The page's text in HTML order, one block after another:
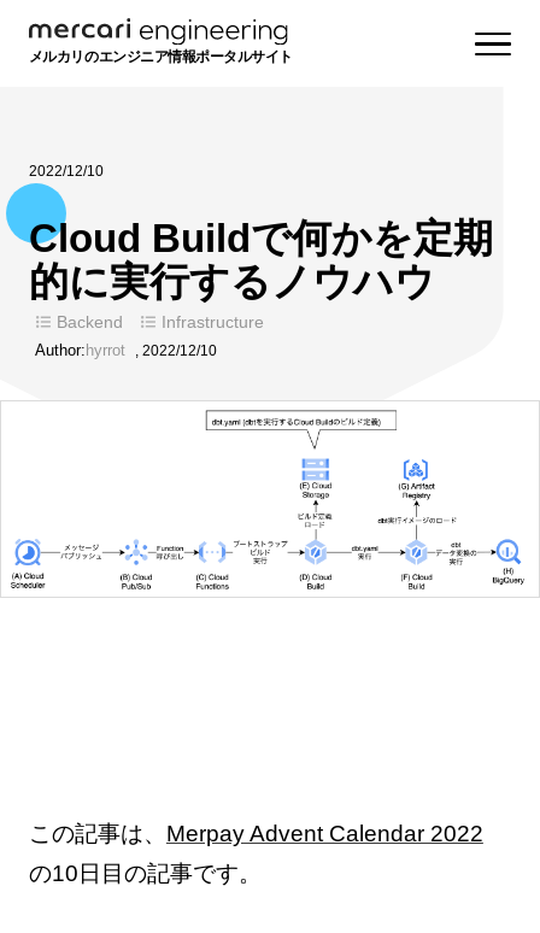
メルカリのエンジニア情報ポータルサイト
2022/12/10
Cloud Buildで何かを定期
的に実行するノウハウ
Backend Infrastructure
Author: hyrrot , 2022/12/10
この記事は、 Merpay Advent Calendar 2022
の10日目の記事です。